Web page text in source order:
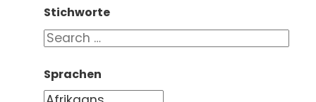
Stichworte
Sprachen